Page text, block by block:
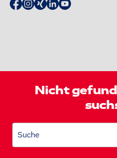
Nicht
Suche